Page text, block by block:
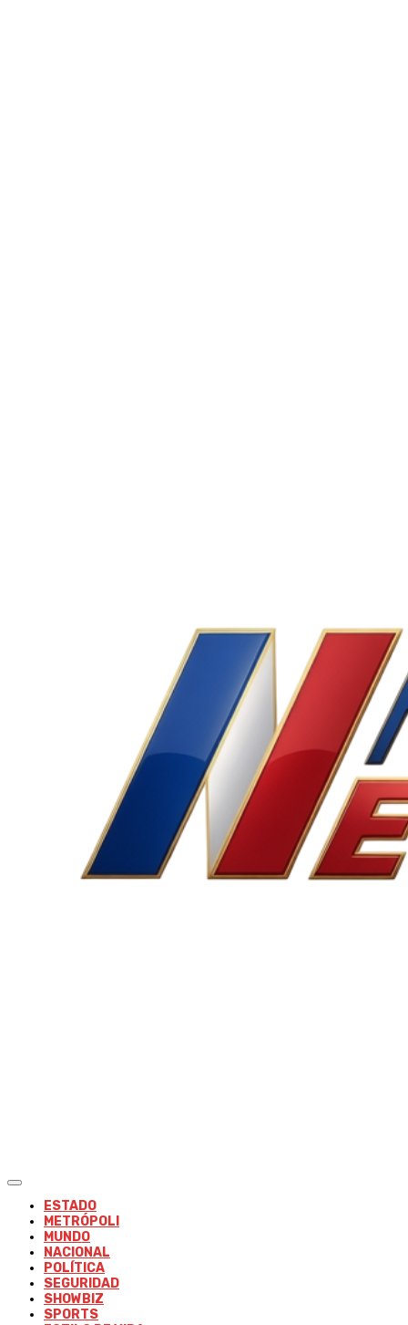
ESTADO
METRÓPOLI
MUNDO
NACIONAL
POLÍTICA
SEGURIDAD
SHOWBIZ
SPORTS